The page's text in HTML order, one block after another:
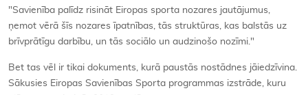
"Savienība palīdz risināt Eiropas sporta nozares jautājumus,
ņemot vērā šīs nozares īpatnības, tās struktūras, kas balstās uz
brīvprātīgu darbību, un tās sociālo un audzinošo nozīmi."
Bet tas vēl ir tikai dokuments, kurā paustās nostādnes jāiedzīvina.
Sākusies Eiropas Savienības Sporta programmas izstrāde, kuru